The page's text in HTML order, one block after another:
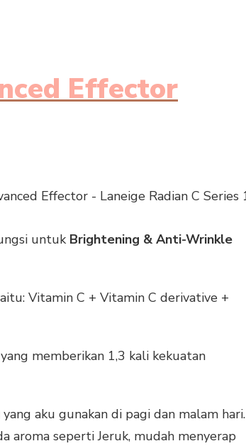
Effector
untuk Brightening & Anti-Wrinkle
Vitamin C + Vitamin C derivative +
memberikan 1,3 kali kekuatan
aku gunakan di pagi dan malam hari.
aroma seperti Jeruk, mudah menyerap